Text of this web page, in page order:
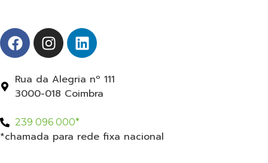
Rua da Alegria nº 111
3000-018 Coimbra
239 096 000*
*chamada para rede fixa nacional